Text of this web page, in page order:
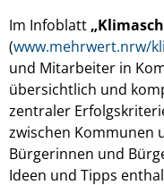
Im Infoblatt
(www.mehrwert.nrw/
und Mitarbeiter in
übersichtlich und
zentraler
zwischen Kommunen
Bürgerinnen und
Ideen und Tipps